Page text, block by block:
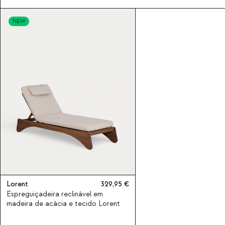
NEW
Lorent
329,95
Espreguiçadeira reclinável em
madeira de acácia e tecido Lorent